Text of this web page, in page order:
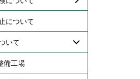
について
いて
備工場